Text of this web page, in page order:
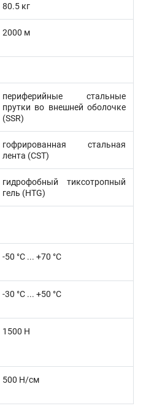
80.5 кг
2000 м
периферийные стальные
прутки во внешней оболочке
(SSR)
гофрированная стальная
лента (CST)
гидрофобный тиксотропный
гель (HTG)
-50 °С ... +70 °С
-30 °С ... +50 °С
1500 Н
500 Н/см